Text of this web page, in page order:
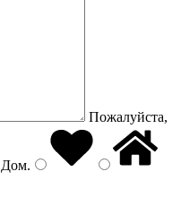
Пожалуйста,
Дом.